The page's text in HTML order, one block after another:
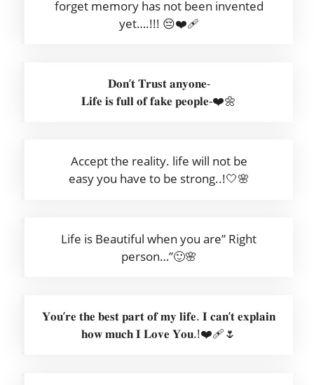
forget memory has not been invented
yet….!!! 😔❤️‍🩹
𝐃𝐨𝐧’𝐭 𝐓𝐫𝐮𝐬𝐭 𝐚𝐧𝐲𝐨𝐧𝐞-
𝐋𝐢𝐟𝐞 𝐢𝐬 𝐟𝐮𝐥𝐥 𝐨𝐟 𝐟𝐚𝐤𝐞 𝐩𝐞𝐨𝐩𝐥𝐞-❤️🌼
Accept the reality. life will not be
easy you have to be strong..!🤍🌸
Life is Beautiful when you are” Right
person…”🙂🌸
𝐘𝐨𝐮’𝐫𝐞 𝐭𝐡𝐞 𝐛𝐞𝐬𝐭 𝐩𝐚𝐫𝐭 𝐨𝐟 𝐦𝐲 𝐥𝐢𝐟𝐞. 𝐈 𝐜𝐚𝐧’𝐭 𝐞𝐱𝐩𝐥𝐚𝐢𝐧
𝐡𝐨𝐰 𝐦𝐮𝐜𝐡 𝐈 𝐋𝐨𝐯𝐞 𝐘𝐨𝐮.!❤️‍🩹🌷